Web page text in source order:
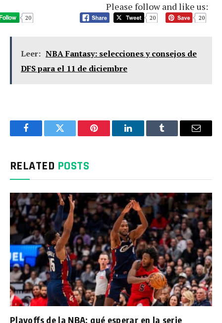
Please follow and like us:
20 20 20
Leer: NBA Fantasy: selecciones y consejos de
DFS para el 11 de diciembre
FacebookTwitter Pinterest LinkedInTumblr Email
RELATED POSTS
Playoffs de la NBA: qué esperar en la serie